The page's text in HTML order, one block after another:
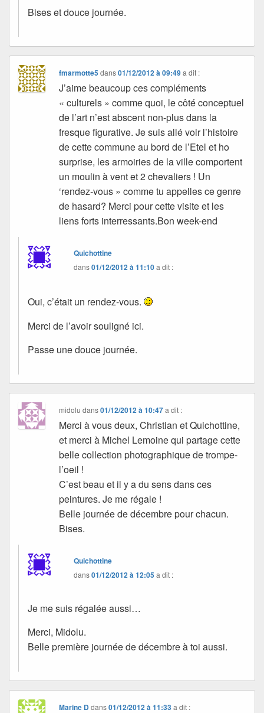
Bises et douce journée.
fmarmotte5dans01/12/2012 à 09:49 a dit :
J’aime beaucoup ces compléments
« culturels » comme quoi, le côté conceptuel
de l’art n’est abscent non-plus dans la
fresque figurative. Je suis allé voir l’histoire
de cette commune au bord de l’Etel et ho
surprise, les armoiries de la ville comportent
un moulin à vent et 2 chevaliers ! Un
‘rendez-vous » comme tu appelles ce genre
de hasard? Merci pour cette visite et les
liens forts interressants.Bon week-end
Quichottine
dans01/12/2012 à 11:10a dit :
Oui, c’était un rendez-vous.
Merci de l’avoir souligné ici.
Passe une douce journée.
midolu dans01/12/2012 à 10:47 a dit :
Merci à vous deux, Christian et Quichottine,
et merci à Michel Lemoine qui partage cette
belle collection photographique de trompe-
l’oeil !
C’est beau et il y a du sens dans ces
peintures. Je me régale !
Belle journée de décembre pour chacun.
Bises.
Quichottine
dans01/12/2012 à 12:05a dit :
Je me suis régalée aussi…
Merci, Midolu.
Belle première journée de décembre à toi aussi.
Marine Ddans01/12/2012 à 11:33 a dit :